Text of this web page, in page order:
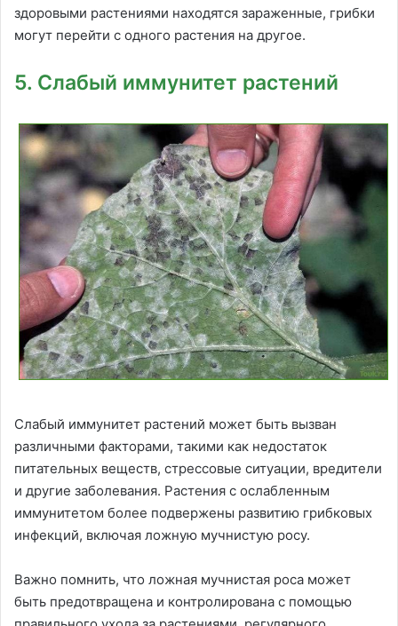
здоровыми растениями находятся зараженные, грибки
могут перейти с одного растения на другое.
5. Слабый иммунитет растений
Слабый иммунитет растений может быть вызван
различными факторами, такими как недостаток
питательных веществ, стрессовые ситуации, вредители
и другие заболевания. Растения с ослабленным
иммунитетом более подвержены развитию грибковых
инфекций, включая ложную мучнистую росу.
Важно помнить, что ложная мучнистая роса может
быть предотвращена и контролирована с помощью